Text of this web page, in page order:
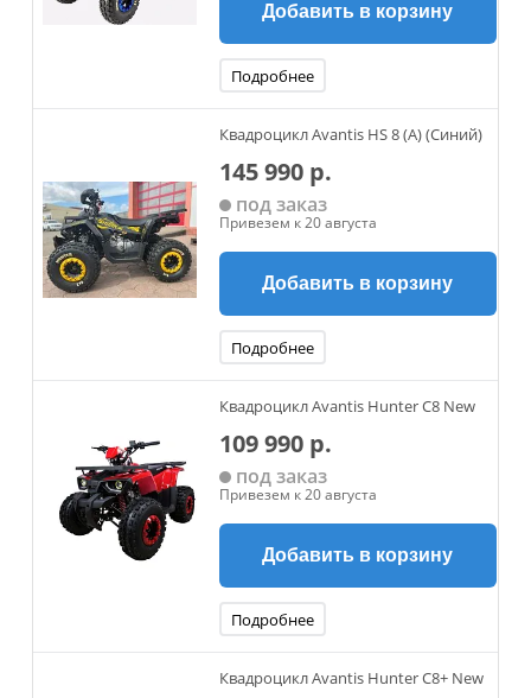
Добавить в корзину
Подробнее
Квадроцикл Avantis HS 8 (A) (Синий)
145 990 р.
под заказ
Привезем к 20 августа
Добавить в корзину
Подробнее
Квадроцикл Avantis Hunter C8 New
109 990 р.
под заказ
Привезем к 20 августа
Добавить в корзину
Подробнее
Квадроцикл Avantis Hunter C8+ New